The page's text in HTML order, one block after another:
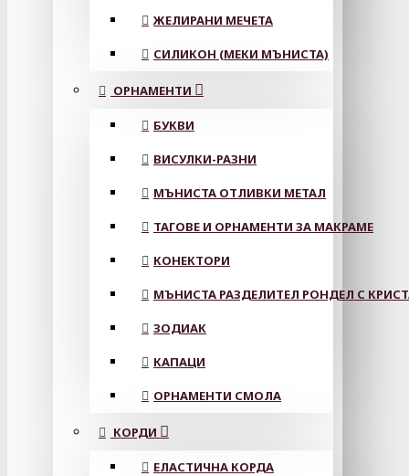
ЖЕЛИРАНИ МЕЧЕТА
СИЛИКОН (МЕКИ МЪНИСТА)
ОРНАМЕНТИ
БУКВИ
ВИСУЛКИ-РАЗНИ
МЪНИСТА ОТЛИВКИ МЕТАЛ
ТАГОВЕ И ОРНАМЕНТИ ЗА МАКРАМЕ
КОНЕКТОРИ
МЪНИСТА РАЗДЕЛИТЕЛ РОНДЕЛ С
ЗОДИАК
КАПАЦИ
ОРНАМЕНТИ СМОЛА
КОРДИ
ЕЛАСТИЧНА КОРДА